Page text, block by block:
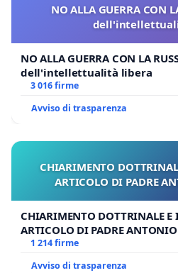
NO ALLA GUERRA CON
NO ALLA GUERRA CON LA
dell'intellettualità libera
3 016 firme
Avviso di trasparenza
CHIARIMENTO
ARTICOLO DI PADRE
CHIARIMENTO DOTTRINALE E
ARTICOLO DI PADRE ANTONIO
1 214 firme
Avviso di trasparenza